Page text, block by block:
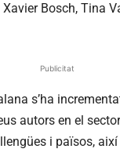
Bosch, Tina
Publicitat
s’ha
autors en el
i països,